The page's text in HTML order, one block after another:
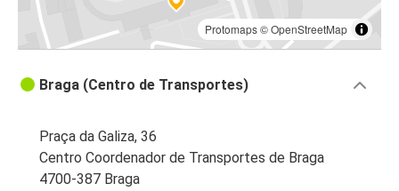
Protomaps©OpenStreetMap
Braga (Centro de Transportes)
Praça da Galiza, 36
Centro Coordenador de Transportes de Braga
4700-387 Braga